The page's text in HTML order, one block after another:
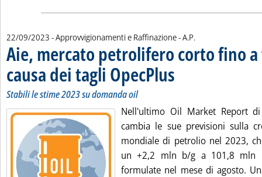
22/09/2023 - Approvvigionamenti e Raffinazione -di:
A.P.
Aie, mercato petrolifero corto fino
causa dei tagli OpecPlus
Stabili le stime 2023 su domanda oil
Nell'ultimo Oil Market Report
cambia le sue previsioni sulla
mondiale di petrolio nel 2023,
un +2,2 mln b/g a 101,8 mln
formulate nel mese di agosto.